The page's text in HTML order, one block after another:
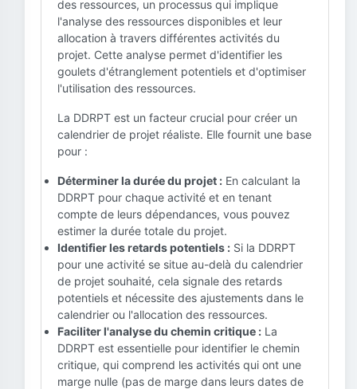
des ressources, un processus qui implique
l'analyse des ressources disponibles et leur
allocation à travers différentes activités du
projet. Cette analyse permet d'identifier les
goulets d'étranglement potentiels et d'optimiser
l'utilisation des ressources.
La DDRPT est un facteur crucial pour créer un
calendrier de projet réaliste. Elle fournit une base
pour :
Déterminer la durée du projet : En calculant la
DDRPT pour chaque activité et en tenant
compte de leurs dépendances, vous pouvez
estimer la durée totale du projet.
Identifier les retards potentiels : Si la DDRPT
pour une activité se situe au-delà du calendrier
de projet souhaité, cela signale des retards
potentiels et nécessite des ajustements dans le
calendrier ou l'allocation des ressources.
Faciliter l'analyse du chemin critique : La
DDRPT est essentielle pour identifier le chemin
critique, qui comprend les activités qui ont une
marge nulle (pas de marge dans leurs dates de